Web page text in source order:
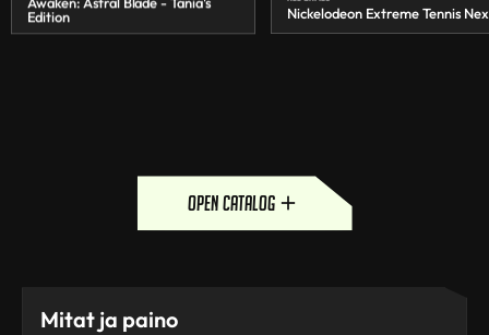
Edition Nickelodeon Extreme Tennis
open catalog
Mitat ja paino